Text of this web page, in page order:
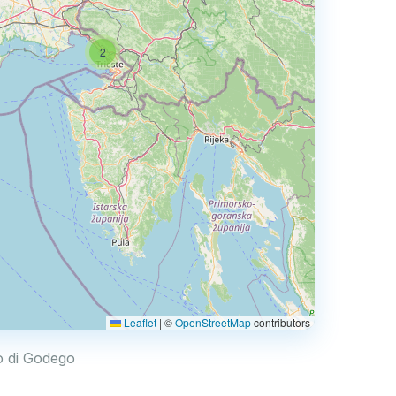
2
Leaflet | ©OpenStreetMapcontributors
di Godego